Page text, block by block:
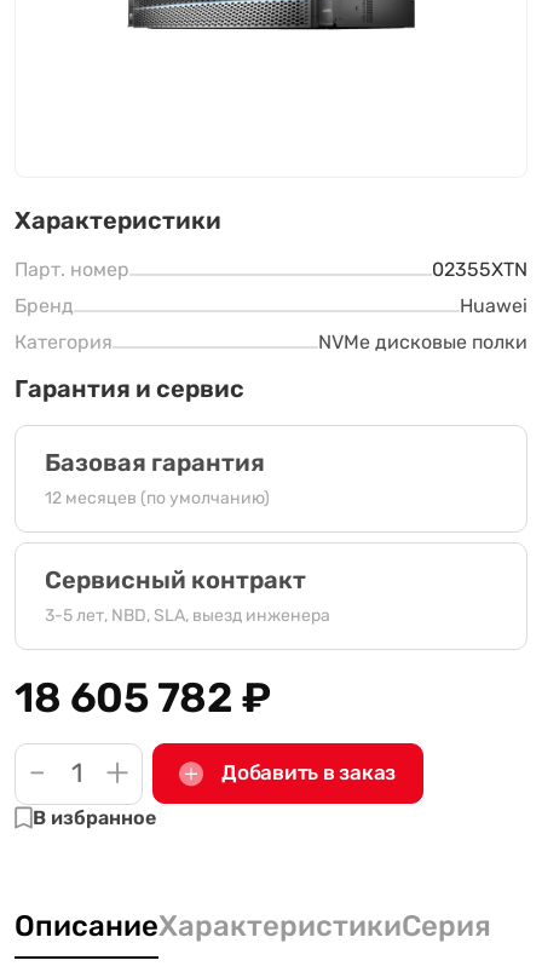
Характеристики
Парт. номер
02355XTN
Бренд
Huawei
Категория
NVMe дисковые полки
Гарантия и сервис
Базовая гарантия
12 месяцев (по умолчанию)
Сервисный контракт
3-5 лет, NBD, SLA, выезд инженера
18 605 782₽
- + Добавить в заказ
В избранное
ОписаниеХарактеристикиСерия